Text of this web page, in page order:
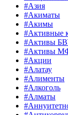
#Азия
#Акиматы
#Акимы
#Активные
#Активы
#Активы
#Акции
#Алатау
#Алименты
#Алкоголь
#Алматы